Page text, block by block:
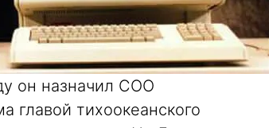
он назначил COO
главой тихоокеанского